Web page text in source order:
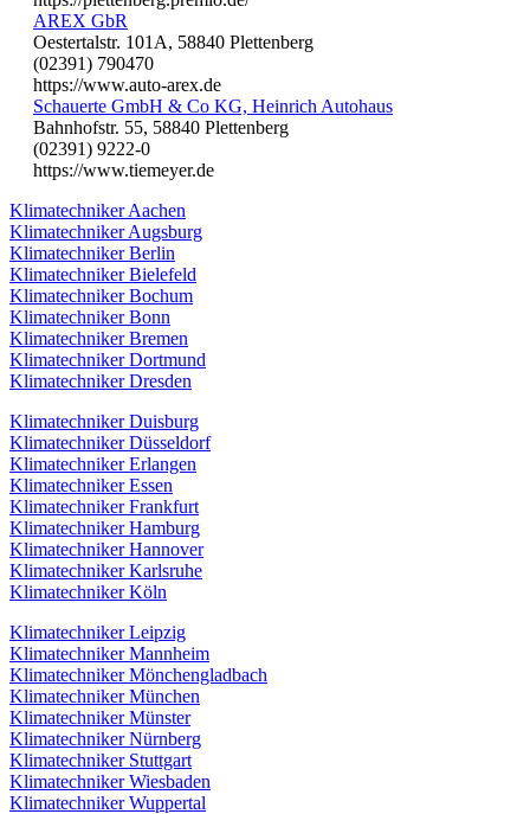
AREX GbR
Oestertalstr. 101A, 58840 Plettenberg
(02391) 790470
https://www.auto-arex.de
Schauerte GmbH & Co KG, Heinrich Autohaus
Bahnhofstr. 55, 58840 Plettenberg
(02391) 9222-0
https://www.tiemeyer.de
Klimatechniker Aachen
Klimatechniker Augsburg
Klimatechniker Berlin
Klimatechniker Bielefeld
Klimatechniker Bochum
Klimatechniker Bonn
Klimatechniker Bremen
Klimatechniker Dortmund
Klimatechniker Dresden
Klimatechniker Duisburg
Klimatechniker Düsseldorf
Klimatechniker Erlangen
Klimatechniker Essen
Klimatechniker Frankfurt
Klimatechniker Hamburg
Klimatechniker Hannover
Klimatechniker Karlsruhe
Klimatechniker Köln
Klimatechniker Leipzig
Klimatechniker Mannheim
Klimatechniker Mönchengladbach
Klimatechniker München
Klimatechniker Münster
Klimatechniker Nürnberg
Klimatechniker Stuttgart
Klimatechniker Wiesbaden
Klimatechniker Wuppertal